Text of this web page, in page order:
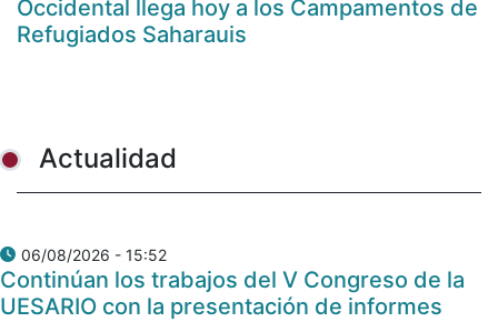
Occidental llega hoy a los Campamentos de
Refugiados Saharauis
Actualidad
06/08/2026 - 15:52
Continúan los trabajos del V Congreso de la
UESARIO con la presentación de informes